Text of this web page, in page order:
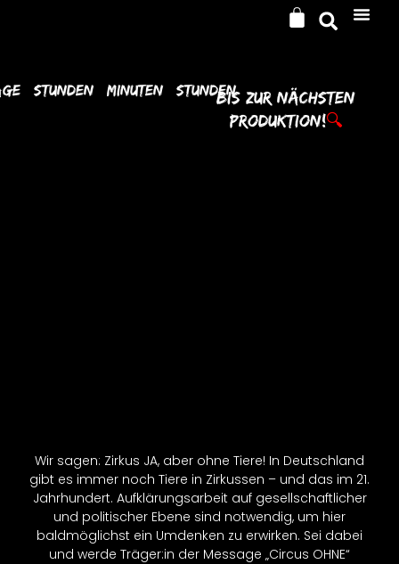
Stunden Minuten StundenBis ZurNächsten
Produktion!🔍
Wir sagen: Zirkus JA, aber ohne Tiere! In Deutschland
gibt es immer noch Tiere in Zirkussen – und das im 21.
Jahrhundert. Aufklärungsarbeit auf gesellschaftlicher
und politischer Ebene sind notwendig, um hier
baldmöglichst ein Umdenken zu erwirken. Sei dabei
und werde Träger:in der Message „Circus OHNE“